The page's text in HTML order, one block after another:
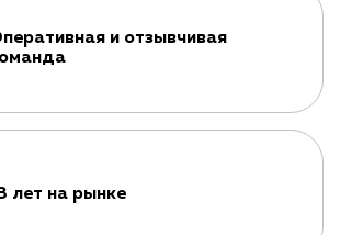
и отзывчивая
лет на рынке